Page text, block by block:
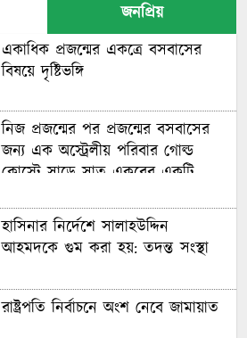
জনপ্রিয়
একাধিক প্রজন্মের একত্রে বসবাসের
বিষয়ে দৃষ্টিভঙ্গি
নিজ প্রজন্মের পর প্রজন্মের বসবাসের
জন্য এক অস্ট্রেলীয় পরিবার গোল্ড
কোস্টে সাড়ে সাত একরের একটি
হাসিনার নির্দেশে সালাহউদ্দিন
আহমদকে গুম করা হয়: তদন্ত সংস্থা
রাষ্ট্রপতি নির্বাচনে অংশ নেবে জামায়াত